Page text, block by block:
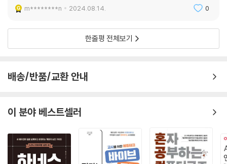
게임 〈리그 오브 레전드〉의 전적 검색 서비스로 유명한 오피지지(OP.GG)
고 등을 붙여 수익화하는 업무를 책임지고 있어요. 혹시나 오피지지를 이
용하면서 광고 때문에 불편하셨다면 저를 욕하면 됩니다. 나도 모르게 정
다양한 사람과 일하는 것을 좋아하시나요? 그리고 혹시 개발자와 디자이
“킥오프부터 차이를 만드는 프로덕트 매니저가 되세요.”
로덕트가 나올 수 있도록 서비스 스펙을 정의하고 사업팀을 비롯한 다양한
어찌되었든) 팀에 있거나, 없더라도 누군가가 (딱히 책임을 가지진 않지
만) 이미 하고 있습니다.
이 책은 이처럼 아직 명확하지 않은 이 직군의 미래를 정의할 분들을 위한
책입니다. 프로덕트의 성공 문법은 단순합니다. 유저의 사랑을 받고야 말
고백하는 방법이 다르듯, 유저의 사랑을 받기 위해 무엇이 더 중요한지, 무
각은 프로덕트 매니저마다 다를 겁니다. 저는 강력한 프로덕트팀을 만드는
일을 합니다. 팀 하나를 만들면서 프로덕트 매니저, 프로젝트 매니저, 프로
덕트 오너, 기획자, TPM(Tech PM) 등의 직군으로 200명 넘게 면접을
m********n 2024.08.14. 0
한줄평 전체보기
배송/반품/교환 안내
이 분야 베스트셀러